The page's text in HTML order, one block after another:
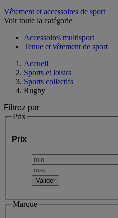
Vêtement et accessoires de sport
Voir toute la catégorie
Accessoires multisport
Tenue et vêtement de sport
Accueil
Sports et loisirs
Sports collectifs
Rugby
Filtrez par
Prix
Prix
Marque